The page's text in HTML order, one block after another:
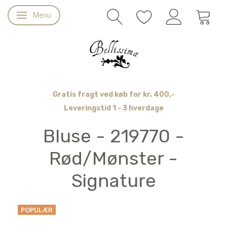
Skifte navigation
Menu
Gratis fragt ved køb for kr. 400,-
Leveringstid 1 - 3 hverdage
Bluse - 219770 -
Rød/Mønster -
Signature
POPULÆR